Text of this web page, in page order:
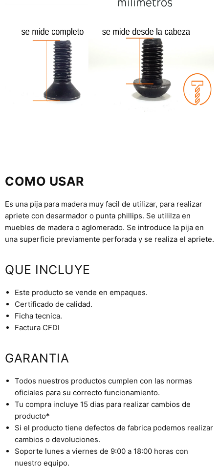
COMO USAR
Es una pija para madera muy facil de utilizar, para realizar
apriete con desarmador o punta phillips. Se utililza en
muebles de madera o aglomerado. Se introduce la pija en
una superficie previamente perforada y se realiza el apriete.
QUE INCLUYE
Este producto se vende en empaques.
Certificado de calidad.
Ficha tecnica.
Factura CFDI
GARANTIA
Todos nuestros productos cumplen con las normas
oficiales para su correcto funcionamiento.
Tu compra incluye 15 dias para realizar cambios de
producto*
Si el producto tiene defectos de fabrica podemos realizar
cambios o devoluciones.
Soporte lunes a viernes de 9:00 a 18:00 horas con
nuestro equipo.